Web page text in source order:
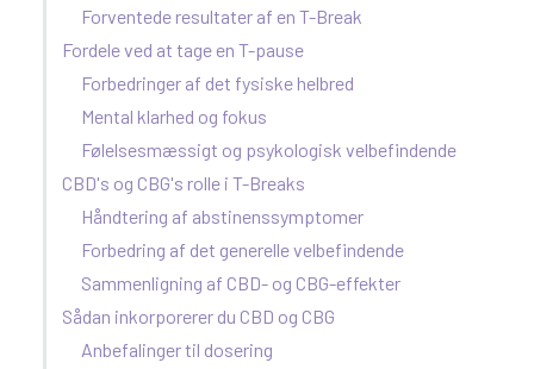
Forventede resultater af en T-Break
Fordele ved at tage en T-pause
Forbedringer af det fysiske helbred
Mental klarhed og fokus
Følelsesmæssigt og psykologisk velbefindende
CBD's og CBG's rolle i T-Breaks
Håndtering af abstinenssymptomer
Forbedring af det generelle velbefindende
Sammenligning af CBD- og CBG-effekter
Sådan inkorporerer du CBD og CBG
Anbefalinger til dosering